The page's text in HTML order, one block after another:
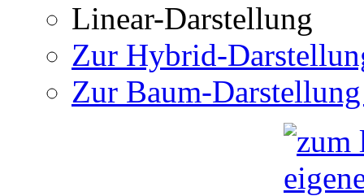
Linear-Darstellung
Zur Hybrid-
Zur Baum-